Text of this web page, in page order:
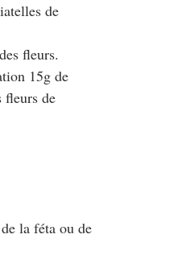
de
fleurs.
15g de
fleurs de
la féta ou de